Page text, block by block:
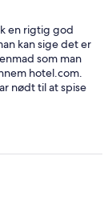
en rigtig god
kan sige det er
som man
hotel.com.
nødt til at spise
inkl.